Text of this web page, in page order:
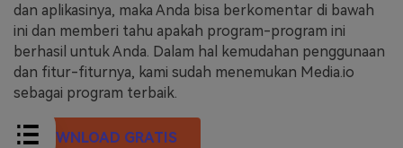
dan aplikasinya, maka Anda bisa berkomentar di bawah
ini dan memberi tahu apakah program-program ini
berhasil untuk Anda. Dalam hal kemudahan penggunaan
dan fitur-fiturnya, kami sudah menemukan Media.io
sebagai program terbaik.
DOWNLOAD GRATIS